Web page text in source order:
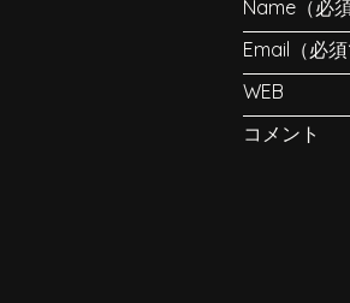
Name（必
Email（必須
WEB
コメント